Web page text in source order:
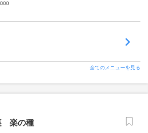
全てのメニューを見る
楽の種